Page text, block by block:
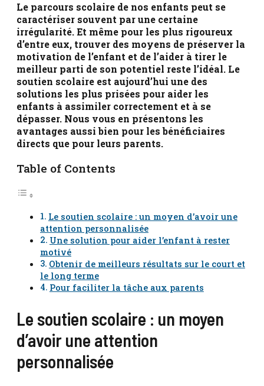
Le parcours scolaire de nos enfants peut se
caractériser souvent par une certaine
irrégularité. Et même pour les plus rigoureux
d’entre eux, trouver des moyens de préserver la
motivation de l’enfant et de l’aider à tirer le
meilleur parti de son potentiel reste l’idéal. Le
soutien scolaire est aujourd’hui une des
solutions les plus prisées pour aider les
enfants à assimiler correctement et à se
dépasser. Nous vous en présentons les
avantages aussi bien pour les bénéficiaires
directs que pour leurs parents.
Table of Contents
Le soutien scolaire : un moyen d’avoir une
attention personnalisée
Une solution pour aider l’enfant à rester
motivé
Obtenir de meilleurs résultats sur le court et
le long terme
Pour faciliter la tâche aux parents
Le soutien scolaire : un moyen
d’avoir une attention
personnalisée